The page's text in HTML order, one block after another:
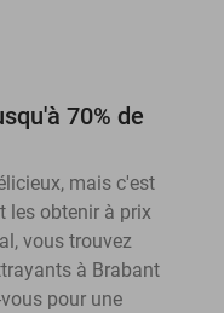
70% de
mais c'est
les obtenir à prix
vous trouvez
à Brabant
pour une